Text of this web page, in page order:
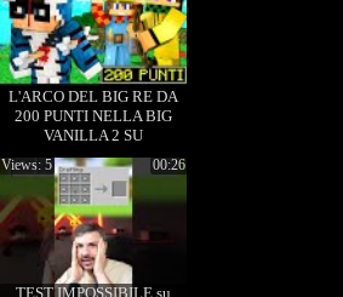
L'ARCO DEL BIG RE DA
200 PUNTI NELLA BIG
VANILLA 2 SU
MINECRAFT!
TEST IMPOSSIBILE su
00:26
Views: 5